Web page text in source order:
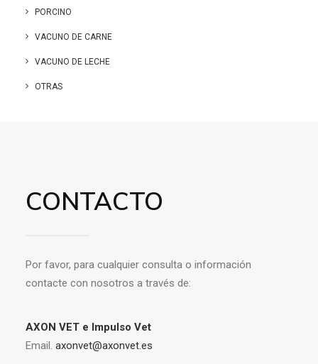
PORCINO
VACUNO DE CARNE
VACUNO DE LECHE
OTRAS
CONTACTO
Por favor, para cualquier consulta o información
contacte con nosotros a través de:
AXON VET e Impulso Vet
Email. axonvet@axonvet.es